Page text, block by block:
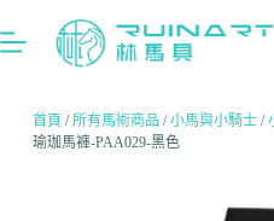
首頁 /所有馬術商品 /小馬與小騎士/
瑜珈馬褲-PAA029-黑色